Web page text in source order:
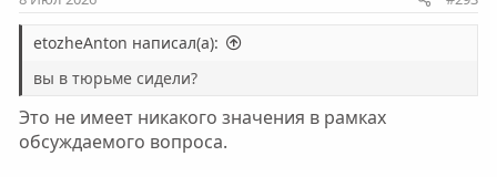
etozheAnton написал(а):
вы в тюрьме сидели?
Это не имеет никакого значения в рамках
обсуждаемого вопроса.